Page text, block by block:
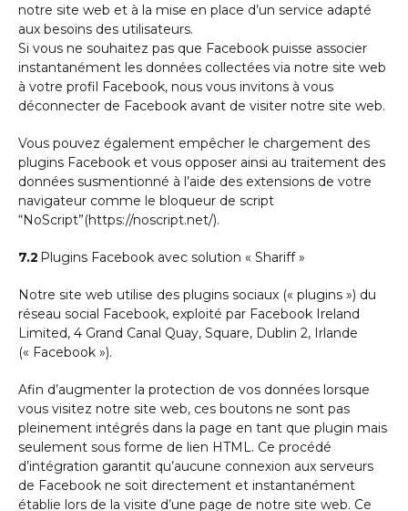
notre site web et à la mise en place d’un service adapté
aux besoins des utilisateurs.
Si vous ne souhaitez pas que Facebook puisse associer
instantanément les données collectées via notre site web
à votre profil Facebook, nous vous invitons à vous
déconnecter de Facebook avant de visiter notre site web.
Vous pouvez également empêcher le chargement des
plugins Facebook et vous opposer ainsi au traitement des
données susmentionné à l’aide des extensions de votre
navigateur comme le bloqueur de script
“NoScript”(https://noscript.net/).
7.2 Plugins Facebook avec solution « Shariff »
Notre site web utilise des plugins sociaux (« plugins ») du
réseau social Facebook, exploité par Facebook Ireland
Limited, 4 Grand Canal Quay, Square, Dublin 2, Irlande
(« Facebook »).
Afin d’augmenter la protection de vos données lorsque
vous visitez notre site web, ces boutons ne sont pas
pleinement intégrés dans la page en tant que plugin mais
seulement sous forme de lien HTML. Ce procédé
d’intégration garantit qu’aucune connexion aux serveurs
de Facebook ne soit directement et instantanément
établie lors de la visite d’une page de notre site web. Ce